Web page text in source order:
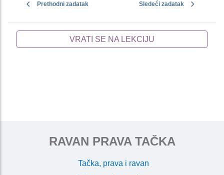
Prethodni zadatak Sledeći zadatak
VRATI SE NA LEKCIJU
RAVAN PRAVA TAČKA
Tačka, prava i ravan